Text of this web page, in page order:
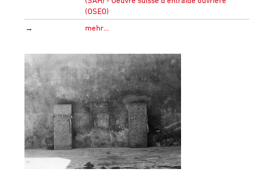
(OSEO)
→
mehr…